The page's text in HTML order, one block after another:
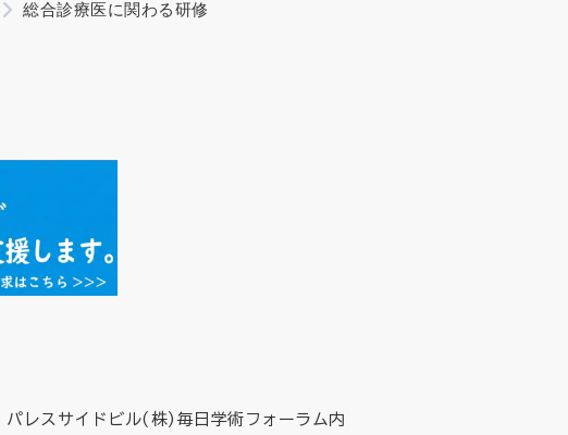
総合診療医に関わる研修
パレスサイドビル(株)毎日学術フォーラム内